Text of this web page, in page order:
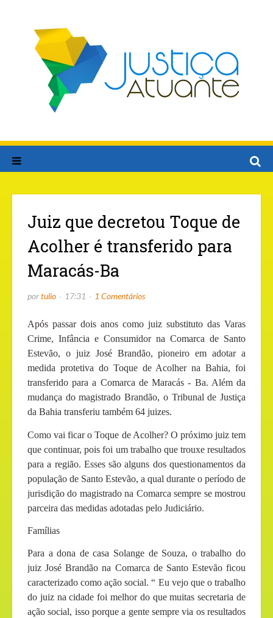
Juiz que decretou Toque de
Acolher é transferido para
Maracás-Ba
portulio 17:31 1 Comentários
Após passar dois anos como juiz substituto das Varas
Crime, Infância e Consumidor na Comarca de Santo
Estevão, o juiz José Brandão, pioneiro em adotar a
medida protetiva do Toque de Acolher na Bahia, foi
transferido para a Comarca de Maracás - Ba. Além da
mudança do magistrado Brandão, o Tribunal de Justiça
da Bahia transferiu também 64 juizes.
Como vai ficar o Toque de Acolher? O próximo juiz tem
que continuar, pois foi um trabalho que trouxe resultados
para a região. Esses são alguns dos questionamentos da
população de Santo Estevão, a qual durante o período de
jurisdição do magistrado na Comarca sempre se mostrou
parceira das medidas adotadas pelo Judiciário.
Famílias
Para a dona de casa Solange de Souza, o trabalho do
juiz José Brandão na Comarca de Santo Estevão ficou
caracterizado como ação social. “ Eu vejo que o trabalho
do juiz na cidade foi melhor do que muitas secretaria de
ação social, isso porque a gente sempre via os resultados